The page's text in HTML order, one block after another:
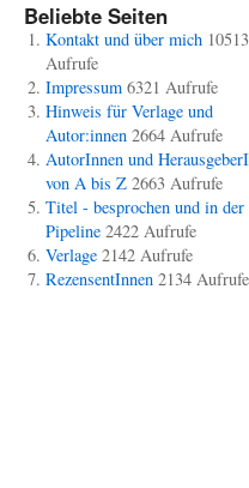
Beliebte Seiten
Kontakt und über mich 10513
Aufrufe
Impressum 6321 Aufrufe
Hinweis für Verlage und
Autor:innen 2664 Aufrufe
AutorInnen und
von A bis Z 2663 Aufrufe
Titel - besprochen und in der
Pipeline 2422 Aufrufe
Verlage 2142 Aufrufe
RezensentInnen 2134 Aufrufe